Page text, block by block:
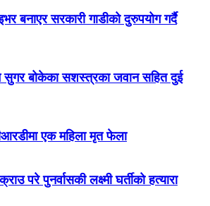
बनाएर सरकारी गाडीको दुरुपयोग गर्दै
सुगर बोकेका सशस्त्रका जवान सहित दुई
एक महिला मृत फेला
परे पुनर्वासकी लक्ष्मी घर्तीको हत्यारा